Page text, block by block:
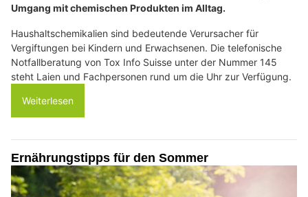
Umgang mit chemischen Produkten im Alltag.
Haushaltschemikalien sind bedeutende Verursacher für
Vergiftungen bei Kindern und Erwachsenen. Die telefonische
Notfallberatung von Tox Info Suisse unter der Nummer 145
steht Laien und Fachpersonen rund um die Uhr zur Verfügung.
Weiterlesen
Ernährungstipps für den Sommer